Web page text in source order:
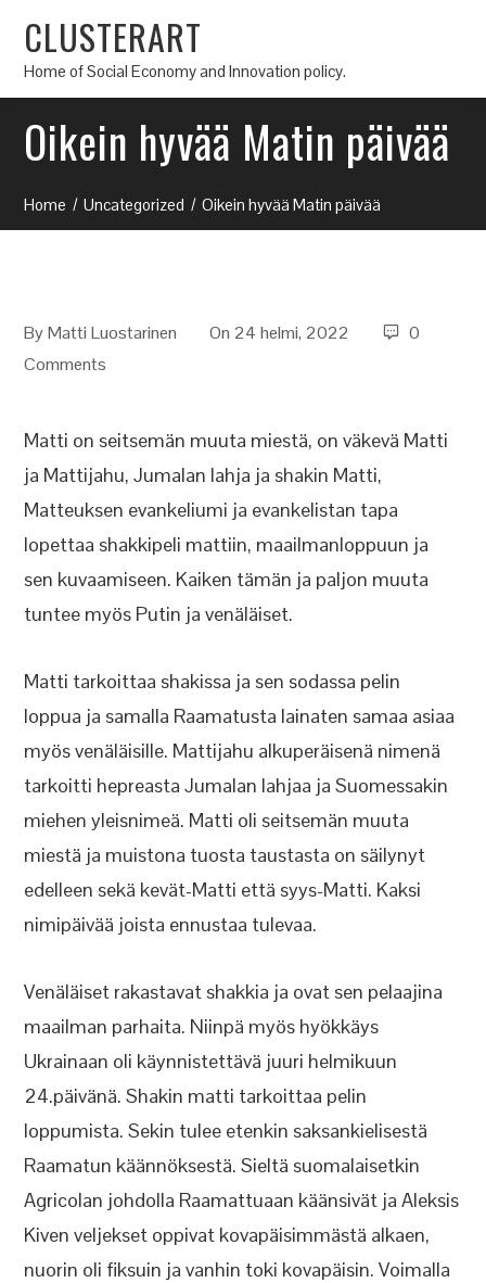
CLUSTERART
Home of Social Economy and Innovation policy.
Oikein hyvää Matin päivää
Home Uncategorized Oikein hyvää Matin päivää
ByMatti Luostarinen On 24 helmi, 2022
0
Comments
Matti on seitsemän muuta miestä, on väkevä Matti
ja Mattijahu, Jumalan lahja ja shakin Matti,
Matteuksen evankeliumi ja evankelistan tapa
lopettaa shakkipeli mattiin, maailmanloppuun ja
sen kuvaamiseen. Kaiken tämän ja paljon muuta
tuntee myös Putin ja venäläiset.
Matti tarkoittaa shakissa ja sen sodassa pelin
loppua ja samalla Raamatusta lainaten samaa asiaa
myös venäläisille. Mattijahu alkuperäisenä nimenä
tarkoitti hepreasta Jumalan lahjaa ja Suomessakin
miehen yleisnimeä. Matti oli seitsemän muuta
miestä ja muistona tuosta taustasta on säilynyt
edelleen sekä kevät-Matti että syys-Matti. Kaksi
nimipäivää joista ennustaa tulevaa.
Venäläiset rakastavat shakkia ja ovat sen pelaajina
maailman parhaita. Niinpä myös hyökkäys
Ukrainaan oli käynnistettävä juuri helmikuun
24.päivänä. Shakin matti tarkoittaa pelin
loppumista. Sekin tulee etenkin saksankielisestä
Raamatun käännöksestä. Sieltä suomalaisetkin
Agricolan johdolla Raamattuaan käänsivät ja Aleksis
Kiven veljekset oppivat kovapäisimmästä alkaen,
nuorin oli fiksuin ja vanhin toki kovapäisin. Voimalla